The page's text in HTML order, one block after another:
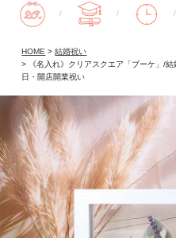
/ / /
HOME
結婚祝い
《名入れ》クリアスクエア「ブーケ」/
日・開店開業祝い